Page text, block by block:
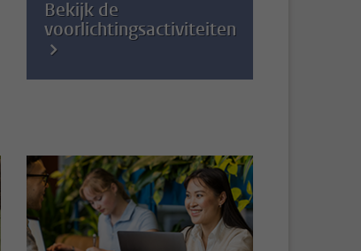
Bekijk de
voorlichtingsactiviteiten